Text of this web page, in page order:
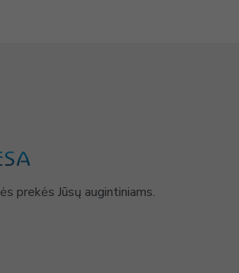
prekės Jūsų augintiniams.